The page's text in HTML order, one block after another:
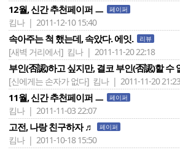
12월, 신간 추천페이퍼 ㅡ 페이퍼
킴나 | 2011-12-10 15:40
속아주는 척 했는데, 속았다. 에잇. 리뷰
[새벽 거리에서] 킴나 | 2011-11-20 22:18
부인(否認)하고 싶지만, 결코 부인(否認)할 수
[신에게는 손자가 없다] 킴나 | 2011-11-20 21:23
11월, 신간 추천페이퍼 ㅡ 페이퍼
킴나 | 2011-11-03 22:07
고전, 나랑 친구하자 ♬ 페이퍼
킴나 | 2011-10-18 15:50